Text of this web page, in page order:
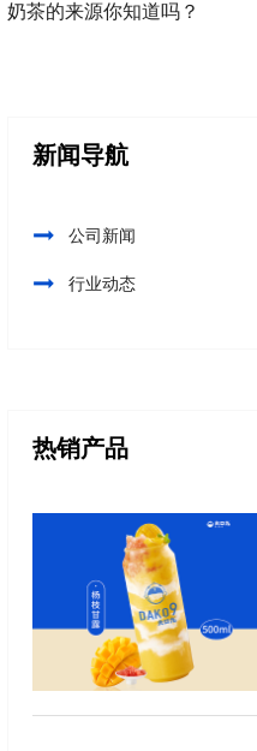
奶茶的来源你知道吗？
新闻导航
公司新闻
行业动态
热销产品